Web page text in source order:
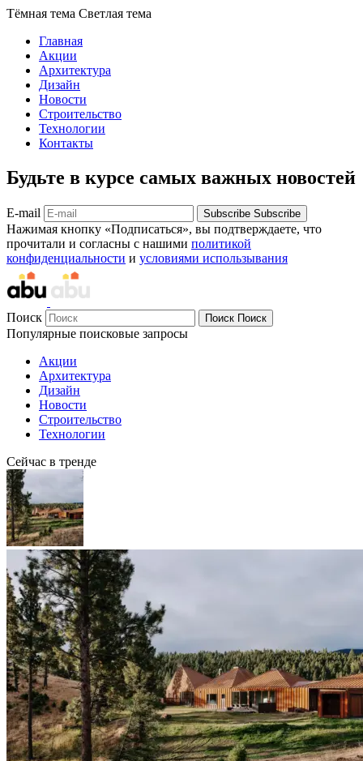
Тёмная тема Светлая тема
Главная
Акции
Архитектура
Дизайн
Новости
Строительство
Технологии
Контакты
Будьте в курсе самых важных новостей
E-mail Subscribe Subscribe
Нажимая кнопку «Подписаться», вы подтверждаете, что
прочитали и согласны с нашими политикой
конфиденциальности и условиями использывания
Поиск Поиск Поиск
Популярные поисковые запросы
Акции
Архитектура
Дизайн
Новости
Строительство
Технологии
Сейчас в тренде